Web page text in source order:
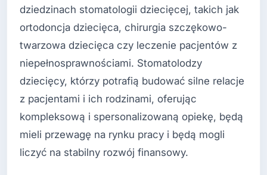
dziedzinach stomatologii dziecięcej, takich jak
ortodoncja dziecięca, chirurgia szczękowo-
twarzowa dziecięca czy leczenie pacjentów z
niepełnosprawnościami. Stomatolodzy
dziecięcy, którzy potrafią budować silne relacje
z pacjentami i ich rodzinami, oferując
kompleksową i spersonalizowaną opiekę, będą
mieli przewagę na rynku pracy i będą mogli
liczyć na stabilny rozwój finansowy.